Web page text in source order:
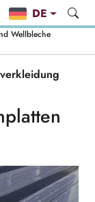
DE
Wellbleche